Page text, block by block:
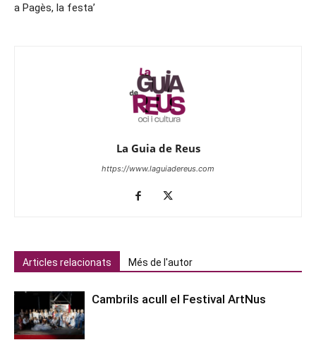
a Pagès, la festa’
La Guia de Reus
https://www.laguiadereus.com
Articles relacionats Més de l'autor
Cambrils acull el Festival ArtNus